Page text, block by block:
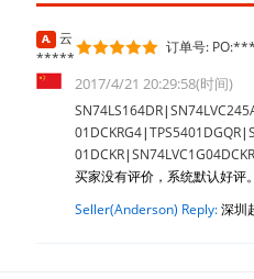
云
*****
订单号:
2017/4/21 20:29:58(时间)
SN74LS164DR|
01DCKRG4|TPS5401DGQR|
01DCKR|
买家没有评价，系统默认好评
Seller(Anderson) Reply:深圳